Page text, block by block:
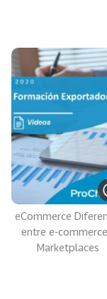
eCommerce
entre e-
Marketplaces